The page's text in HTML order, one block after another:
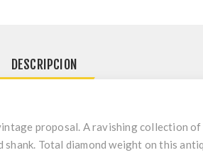
DESCRIPCION
proposal. A ravishing collection of
Total diamond weight on this